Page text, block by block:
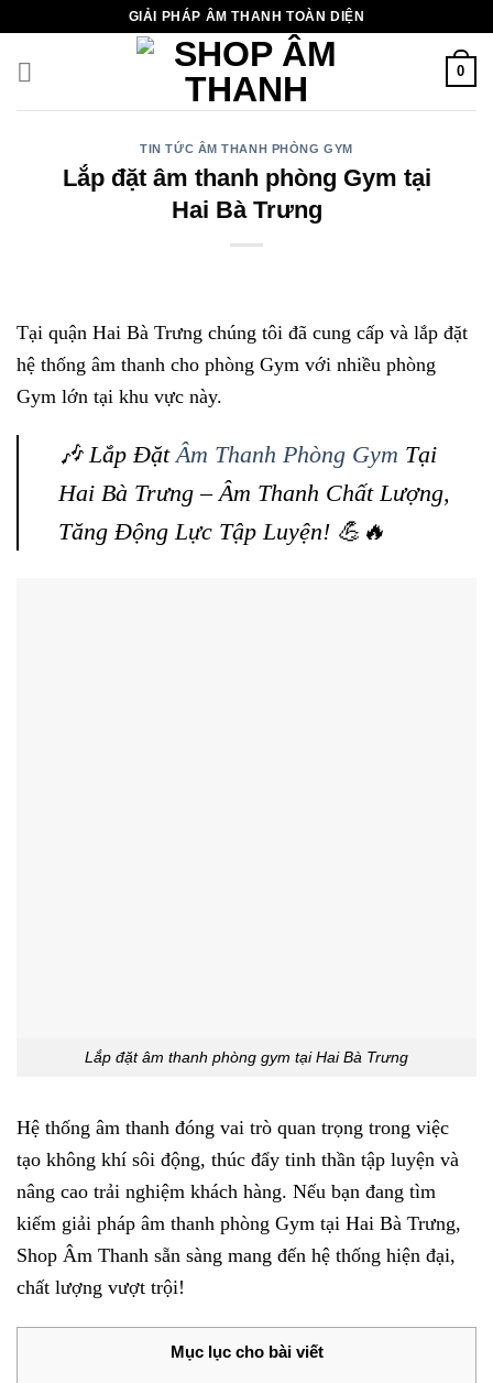
nội
GIẢI PHÁP ÂM THANH TOÀN DIỆN
0
TIN TỨC ÂM THANH PHÒNG GYM
Lắp đặt âm thanh phòng Gym tại
Hai Bà Trưng
Tại quận Hai Bà Trưng chúng tôi đã cung cấp và lắp đặt
hệ thống âm thanh cho phòng Gym với nhiều phòng
Gym lớn tại khu vực này.
🎶 Lắp ĐặtÂm Thanh Phòng Gym Tại
Hai Bà Trưng – Âm Thanh Chất Lượng,
Tăng Động Lực Tập Luyện! 💪🔥
Lắp đặt âm thanh phòng gym tại Hai Bà Trưng
Hệ thống âm thanh đóng vai trò quan trọng trong việc
tạo không khí sôi động, thúc đẩy tinh thần tập luyện và
nâng cao trải nghiệm khách hàng. Nếu bạn đang tìm
kiếm giải pháp âm thanh phòng Gym tại Hai Bà Trưng,
Shop Âm Thanh sẵn sàng mang đến hệ thống hiện đại,
chất lượng vượt trội!
Mục lục cho bài viết